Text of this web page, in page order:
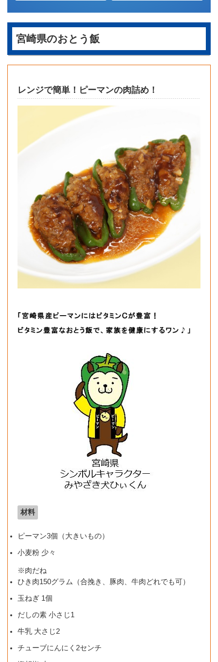
宮崎県のおとう飯
レンジで簡単！ピーマンの肉詰め！
材料
ピーマン3個（大きいもの）
小麦粉 少々
※肉だね
ひき肉150グラム（合挽き、豚肉、牛肉どれでも可）
玉ねぎ 1個
だしの素 小さじ1
牛乳 大さじ2
チューブにんにく2センチ